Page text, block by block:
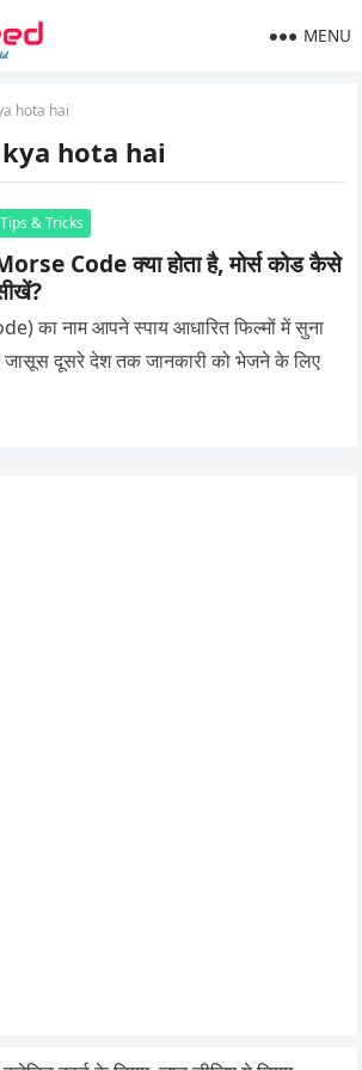
MENU
hota hai
hota hai
Tips & Tricks
Code क्या होता है, मोर्स कोड कैसे
का नाम आपने स्पाय आधारित फिल्मों में सुना
जासूस दूसरे देश तक जानकारी को भेजने के लिए